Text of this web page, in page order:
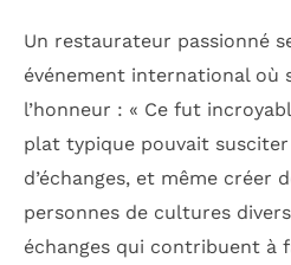
Un restaurateur passionné
événement international où
l’honneur : « Ce fut
plat typique pouvait
d’échanges, et même créer
personnes de cultures
échanges qui contribuent à